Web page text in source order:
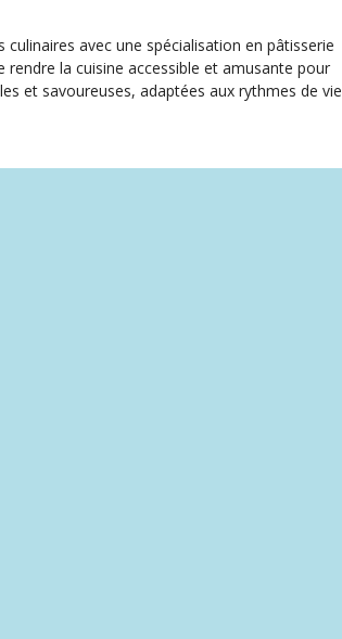
avec une spécialisation en pâtisserie
la cuisine accessible et amusante pour
et savoureuses, adaptées aux rythmes de vie